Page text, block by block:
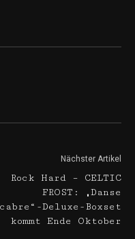
Nächster Artikel
Rock Hard – CELTIC
FROST: „Danse
Deluxe-Boxset
kommt Ende Oktober